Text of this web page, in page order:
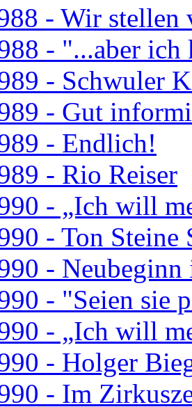
- Wir stellen
- "...aber ich
- Schwuler
- Gut
- Endlich!
- Rio Reiser
- „Ich will
- Ton Steine
-
- "Seien sie
- „Ich will
- Holger
- Im